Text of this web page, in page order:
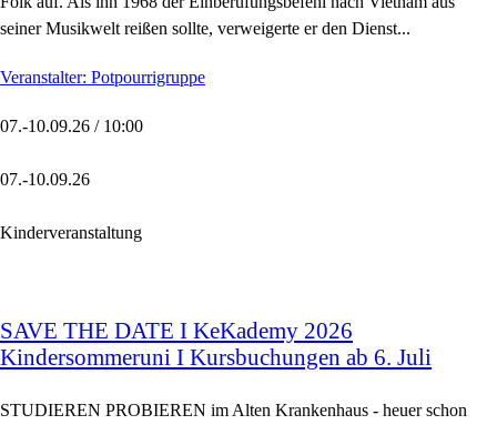
seiner Musikwelt reißen sollte, verweigerte er den Dienst...
Veranstalter: Potpourrigruppe
07.-10.09.26 / 10:00
07.-10.09.26
Kinderveranstaltung
SAVE THE DATE I KeKademy 2026
Kindersommeruni I Kursbuchungen ab 6. Juli
STUDIEREN PROBIEREN im Alten Krankenhaus - heuer schon